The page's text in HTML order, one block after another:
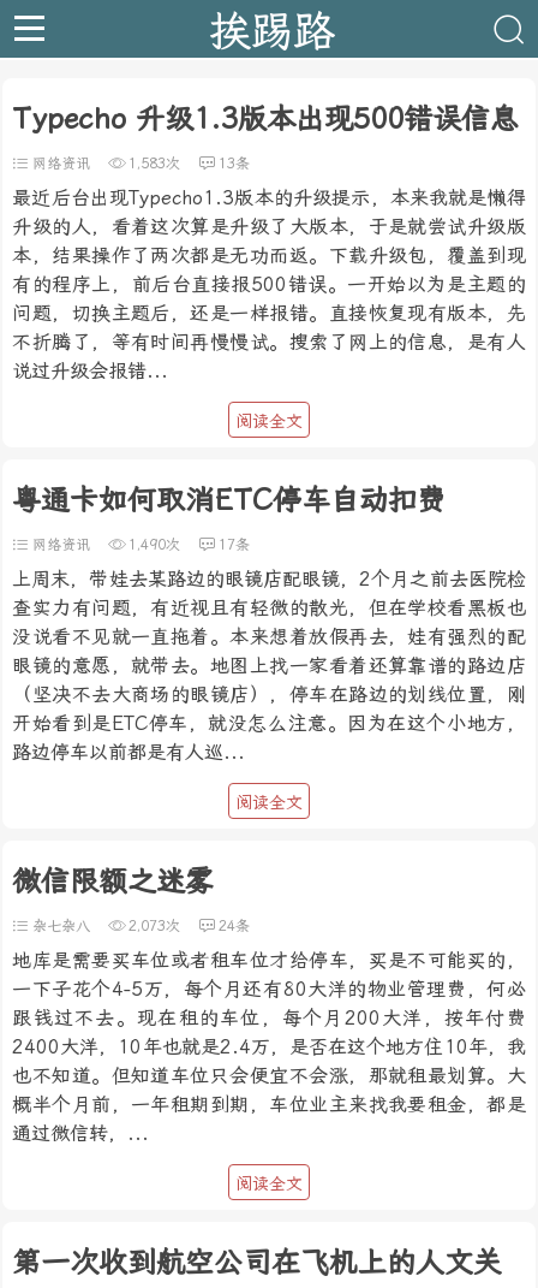
挨踢路
Typecho 升级1.3版本出现500错误信息
网络资讯 1,583次 13条
最近后台出现Typecho1.3版本的升级提示，本来我就是懒得
升级的人，看着这次算是升级了大版本，于是就尝试升级版
本，结果操作了两次都是无功而返。下载升级包，覆盖到现
有的程序上，前后台直接报500错误。一开始以为是主题的
问题，切换主题后，还是一样报错。直接恢复现有版本，先
不折腾了，等有时间再慢慢试。搜索了网上的信息，是有人
说过升级会报错...
阅读全文
粤通卡如何取消ETC停车自动扣费
网络资讯 1,490次 17条
上周末，带娃去某路边的眼镜店配眼镜，2个月之前去医院检
查实力有问题，有近视且有轻微的散光，但在学校看黑板也
没说看不见就一直拖着。本来想着放假再去，娃有强烈的配
眼镜的意愿，就带去。地图上找一家看着还算靠谱的路边店
（坚决不去大商场的眼镜店），停车在路边的划线位置，刚
开始看到是ETC停车，就没怎么注意。因为在这个小地方，
路边停车以前都是有人巡...
阅读全文
微信限额之迷雾
杂七杂八 2,073次 24条
地库是需要买车位或者租车位才给停车，买是不可能买的，
一下子花个4-5万，每个月还有80大洋的物业管理费，何必
跟钱过不去。现在租的车位，每个月200大洋，按年付费
2400大洋，10年也就是2.4万，是否在这个地方住10年，我
也不知道。但知道车位只会便宜不会涨，那就租最划算。大
概半个月前，一年租期到期，车位业主来找我要租金，都是
通过微信转，...
阅读全文
第一次收到航空公司在飞机上的人文关